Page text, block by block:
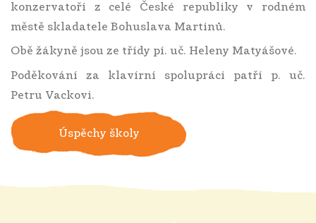
konzervatoří z celé České republiky v rodném
městě skladatele Bohuslava Martinů.
Obě žákyně jsou ze třídy pí. uč. Heleny Matyášové.
Poděkování za klavírní spolupráci patří p. uč.
Petru Vackovi.
Úspěchy školy